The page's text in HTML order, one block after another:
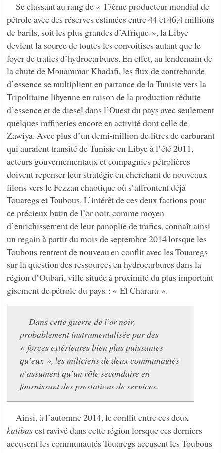
Se classant au rang de « 17ème producteur mondial de
pétrole avec des réserves estimées entre 44 et 46,4 millions
de barils, soit les plus grandes d’Afrique », la Libye
devient la source de toutes les convoitises autant que le
foyer de trafics d’hydrocarbures. En effet, au lendemain de
la chute de Mouammar Khadafi, les flux de contrebande
d’essence se multiplient en partance de la Tunisie vers la
Tripolitaine libyenne en raison de la production réduite
d’essence et de diesel dans l’Ouest du pays avec seulement
quelques raffineries encore en activité dont celle de
Zawiya. Avec plus d’un demi-million de litres de carburant
qui auraient transité de Tunisie en Libye à l’été 2011,
acteurs gouvernementaux et compagnies pétrolières
doivent repenser leur stratégie en cherchant de nouveaux
filons vers le Fezzan chaotique où s’affrontent déjà
Touaregs et Toubous. L’intérêt de ces deux factions pour
ce précieux butin de l’or noir, comme moyen
d’enrichissement de leur panoplie de trafics, connaît ainsi
un regain à partir du mois de septembre 2014 lorsque les
Toubous rentrent de nouveau en conflit avec les Touaregs
sur la question des ressources en hydrocarbures dans la
région d’Oubari, ville située à proximité du plus important
gisement de pétrole du pays : « El Charara ».
Dans cette guerre de l’or noir,
probablement instrumentalisée par des
« forces extérieures bien plus puissantes
qu’eux », les miliciens de deux communautés
n’assument qu’un rôle secondaire en
fournissant des prestations de services.
Ainsi, à l’automne 2014, le conflit entre ces deux
katibasest ravivé dans cette région lorsque ces derniers
accusent les communautés Touaregs accusent les Toubous